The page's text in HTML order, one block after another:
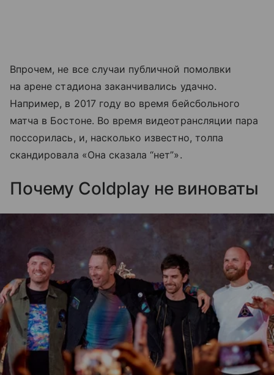
Впрочем, не все случаи публичной помолвки
на арене стадиона заканчивались удачно.
Например, в 2017 году во время бейсбольного
матча в Бостоне. Во время видеотрансляции пара
поссорилась, и, насколько известно, толпа
скандировала «Она сказала “нет”».
Почему Coldplay не виноваты